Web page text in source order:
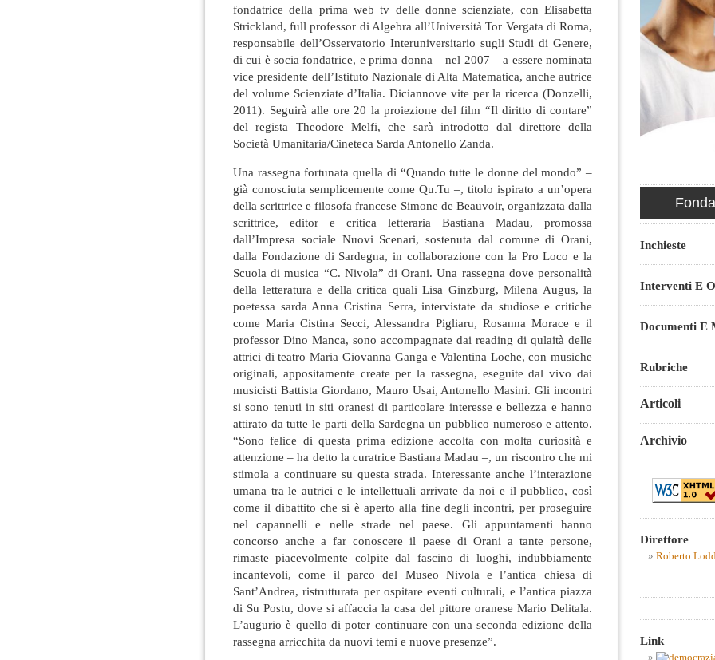
fondatrice della prima web tv delle donne scienziate, con Elisabetta
Strickland, full professor di Algebra all’Università Tor Vergata di Roma,
responsabile dell’Osservatorio Interuniversitario sugli Studi di Genere,
di cui è socia fondatrice, e prima donna – nel 2007 – a essere nominata
vice presidente dell’Istituto Nazionale di Alta Matematica, anche autrice
del volume Scienziate d’Italia. Diciannove vite per la ricerca (Donzelli,
2011). Seguirà alle ore 20 la proiezione del film “Il diritto di contare”
del regista Theodore Melfi, che sarà introdotto dal direttore della
Società Umanitaria/Cineteca Sarda Antonello Zanda.
Una rassegna fortunata quella di “Quando tutte le donne del mondo” –
già conosciuta semplicemente come Qu.Tu –, titolo ispirato a un’opera
della scrittrice e filosofa francese Simone de Beauvoir, organizzata dalla
scrittrice, editor e critica letteraria Bastiana Madau, promossa
dall’Impresa sociale Nuovi Scenari, sostenuta dal comune di Orani,
dalla Fondazione di Sardegna, in collaborazione con la Pro Loco e la
Scuola di musica “C. Nivola” di Orani. Una rassegna dove personalità
della letteratura e della critica quali Lisa Ginzburg, Milena Augus, la
poetessa sarda Anna Cristina Serra, intervistate da studiose e critiche
come Maria Cistina Secci, Alessandra Pigliaru, Rosanna Morace e il
professor Dino Manca, sono accompagnate dai reading di qulaità delle
attrici di teatro Maria Giovanna Ganga e Valentina Loche, con musiche
originali, appositamente create per la rassegna, eseguite dal vivo dai
musicisti Battista Giordano, Mauro Usai, Antonello Masini. Gli incontri
si sono tenuti in siti oranesi di particolare interesse e bellezza e hanno
attirato da tutte le parti della Sardegna un pubblico numeroso e attento.
“Sono felice di questa prima edizione accolta con molta curiosità e
attenzione – ha detto la curatrice Bastiana Madau –, un riscontro che mi
stimola a continuare su questa strada. Interessante anche l’interazione
umana tra le autrici e le intellettuali arrivate da noi e il pubblico, così
come il dibattito che si è aperto alla fine degli incontri, per proseguire
nel capannelli e nelle strade nel paese. Gli appuntamenti hanno
concorso anche a far conoscere il paese di Orani a tante persone,
rimaste piacevolmente colpite dal fascino di luoghi, indubbiamente
incantevoli, come il parco del Museo Nivola e l’antica chiesa di
Sant’Andrea, ristrutturata per ospitare eventi culturali, e l’antica piazza
di Su Postu, dove si affaccia la casa del pittore oranese Mario Delitala.
L’augurio è quello di poter continuare con una seconda edizione della
rassegna arricchita da nuovi temi e nuove presenze”.
Inchieste
Interventi E
Documenti E
Rubriche
Articoli
Archivio
Direttore
Roberto
Link